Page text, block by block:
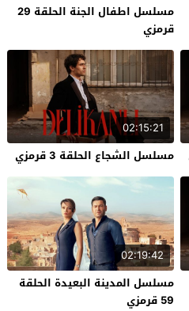
مسلسل اطفال الجنة الحلقة 29
قرمزي
02:15:21
مسلسل الشجاع الحلقة 3 قرمزي
02:19:42
مسلسل المدينة البعيدة الحلقة
59 قرمزي